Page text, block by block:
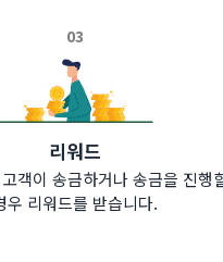
03
리워드
객이 송금하거나 송금을 진행
우 리워드를 받습니다.